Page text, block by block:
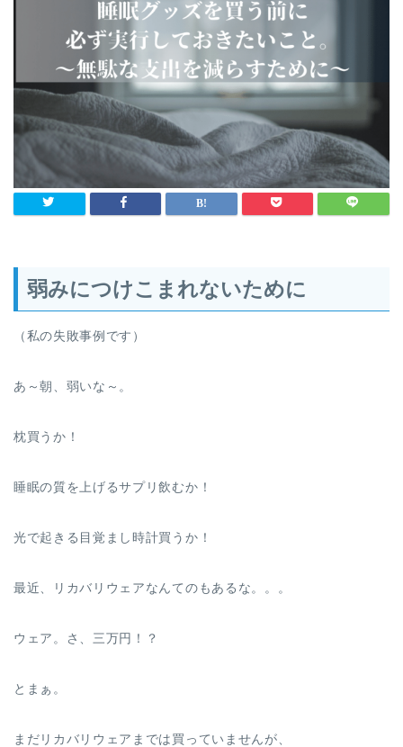
弱みにつけこまれないために
（私の失敗事例です）
あ～朝、弱いな～。
枕買うか！
睡眠の質を上げるサプリ飲むか！
光で起きる目覚まし時計買うか！
最近、リカバリウェアなんてのもあるな。。。
ウェア。さ、三万円！？
とまぁ。
まだリカバリウェアまでは買っていませんが、